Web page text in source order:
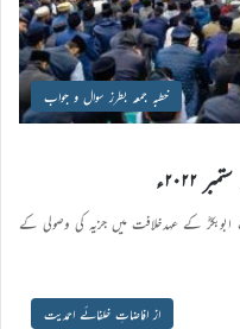
خطبہ جمعہ بطرز سوال و جواب
نے حضرت ابوبکرؓ کے عہدخلافت میں جزیہ کی وصولی کے
از افاضاتِ خلفائے احمدیت